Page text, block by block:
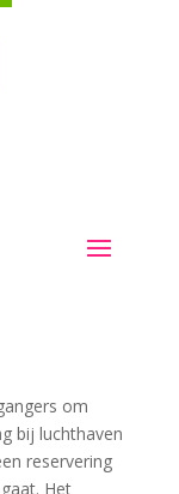
om
bij luchthaven
reservering
Het